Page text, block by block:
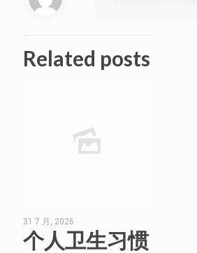
Related posts
31 7 月, 2026
个人卫生习惯